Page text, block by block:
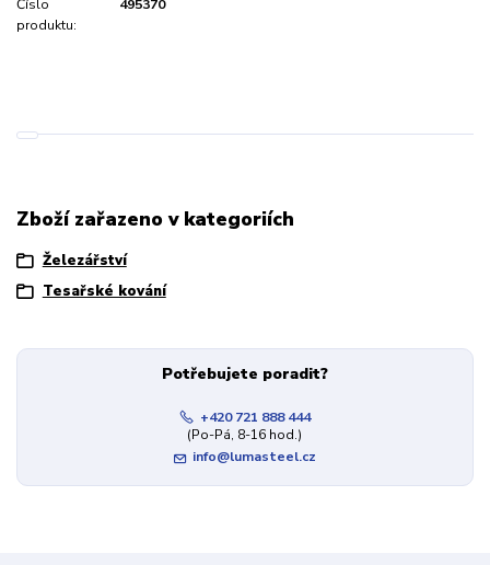
Číslo
produktu:
495370
Zboží zařazeno v kategoriích
Železářství
Tesařské kování
Potřebujete poradit?
+420 721 888 444
(Po-Pá, 8-16 hod.)
info@lumasteel.cz